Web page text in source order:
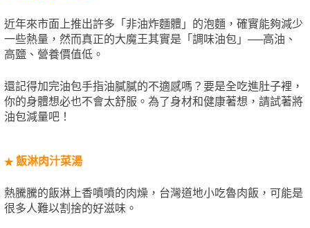
近年來市面上推出許多「非油炸麵體」的泡麵，確實能夠減少
一些熱量，然而真正的大魔王其實是「調味油包」──高油、
高鹽、營養價值低。
還記得加完油包手指油膩膩的不適感嗎？要是全吃進肚子裡，
你的身體想必也不會太舒服。為了身材和健康著想，請試著將
油包減量吧！
★ 飯淋肉汁菜湯
熱騰騰的飯淋上香噴噴的肉燥，台灣道地小吃魯肉飯，可能是
很多人難以割捨的好滋味。